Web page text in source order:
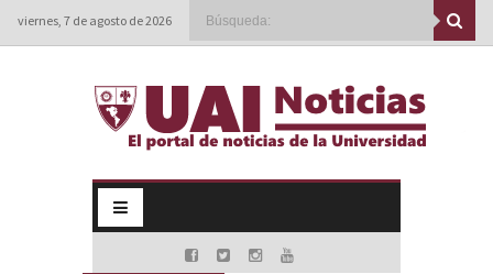
viernes, 7 de agosto de 2026